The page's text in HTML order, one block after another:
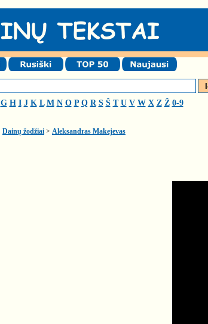
G H I J K L M N O P Q R S Š T U V W X Z Ž 0-9
Dainų žodžiai > Aleksandras Makejevas